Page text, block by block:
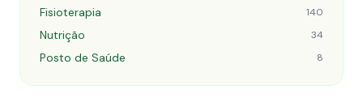
Fisioterapia 140
Nutrição 34
Posto de Saúde 8